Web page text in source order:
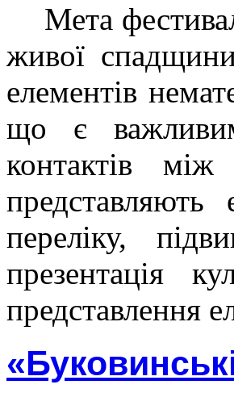
Мета
живої
елементів
що є
контактів між
переліку,
презентація
представлення